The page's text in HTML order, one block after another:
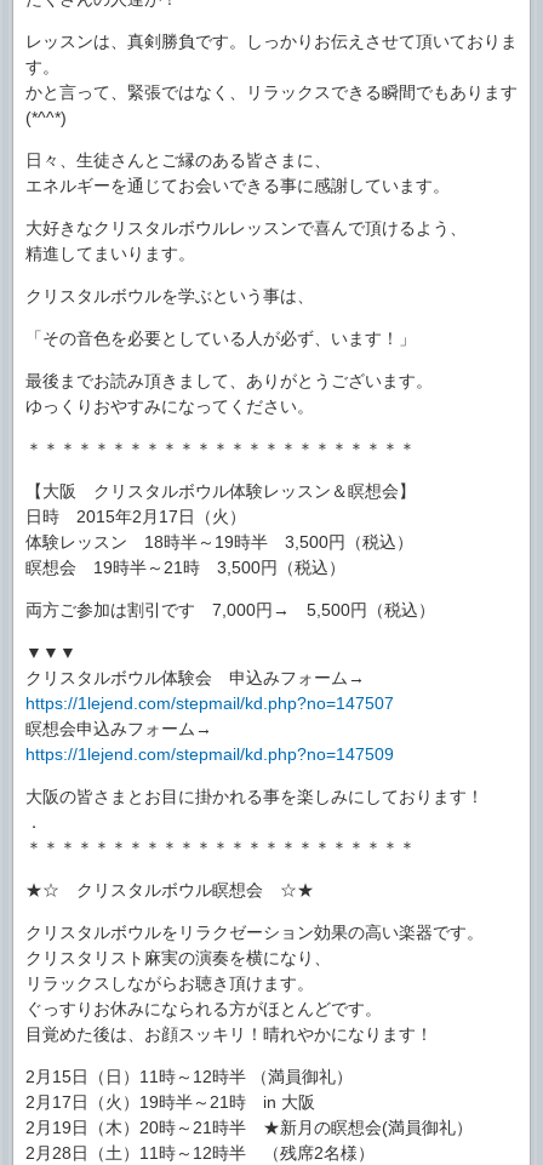
レッスンは、真剣勝負です。しっかりお伝えさせて頂いておりま
す。
かと言って、緊張ではなく、リラックスできる瞬間でもあります
(*^^*)
日々、生徒さんとご縁のある皆さまに、
エネルギーを通じてお会いできる事に感謝しています。
大好きなクリスタルボウルレッスンで喜んで頂けるよう、
精進してまいります。
クリスタルボウルを学ぶという事は、
「その音色を必要としている人が必ず、います！」
最後までお読み頂きまして、ありがとうございます。
ゆっくりおやすみになってください。
＊＊＊＊＊＊＊＊＊＊＊＊＊＊＊＊＊＊＊＊＊＊＊
【大阪 クリスタルボウル体験レッスン＆瞑想会】
日時 2015年2月17日（火）
体験レッスン 18時半～19時半 3,500円（税込）
瞑想会 19時半～21時 3,500円（税込）
両方ご参加は割引です 7,000円→ 5,500円（税込）
▼▼▼
クリスタルボウル体験会 申込みフォーム→
https://1lejend.com/stepmail/kd.php?no=147507
瞑想会申込みフォーム→
https://1lejend.com/stepmail/kd.php?no=147509
大阪の皆さまとお目に掛かれる事を楽しみにしております！
．
＊＊＊＊＊＊＊＊＊＊＊＊＊＊＊＊＊＊＊＊＊＊＊
★☆ クリスタルボウル瞑想会 ☆★
クリスタルボウルをリラクゼーション効果の高い楽器です。
クリスタリスト麻実の演奏を横になり、
リラックスしながらお聴き頂けます。
ぐっすりお休みになられる方がほとんどです。
目覚めた後は、お顔スッキリ！晴れやかになります！
2月15日（日）11時～12時半 （満員御礼）
2月17日（火）19時半～21時 in 大阪
2月19日（木）20時～21時半 ★新月の瞑想会(満員御礼）
2月28日（土）11時～12時半 （残席2名様）